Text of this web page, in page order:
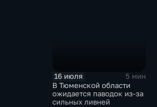
16 июля
5 мин
В Тюменской области
ожидается паводок из-за
сильных ливней